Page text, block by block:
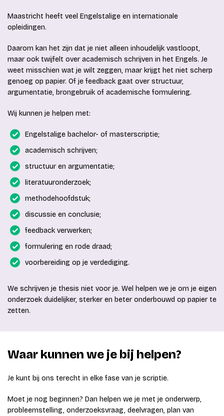
Maastricht heeft veel Engelstalige en internationale
opleidingen.
Daarom kan het zijn dat je niet alleen inhoudelijk vastloopt,
maar ook twijfelt over academisch schrijven in het Engels. Je
weet misschien wat je wilt zeggen, maar krijgt het niet scherp
genoeg op papier. Of je feedback gaat over structuur,
argumentatie, brongebruik of academische formulering.
Wij kunnen je helpen met:
Engelstalige bachelor- of masterscriptie;
academisch schrijven;
structuur en argumentatie;
literatuuronderzoek;
methodehoofdstuk;
discussie en conclusie;
feedback verwerken;
formulering en rode draad;
voorbereiding op je verdediging.
We schrijven je thesis niet voor je. Wel helpen we je om je eigen
onderzoek duidelijker, sterker en beter onderbouwd op papier te
zetten.
Waar kunnen we je bij helpen?
Je kunt bij ons terecht in elke fase van je scriptie.
Moet je nog beginnen? Dan helpen we je met je onderwerp,
probleemstelling, onderzoeksvraag, deelvragen, plan van